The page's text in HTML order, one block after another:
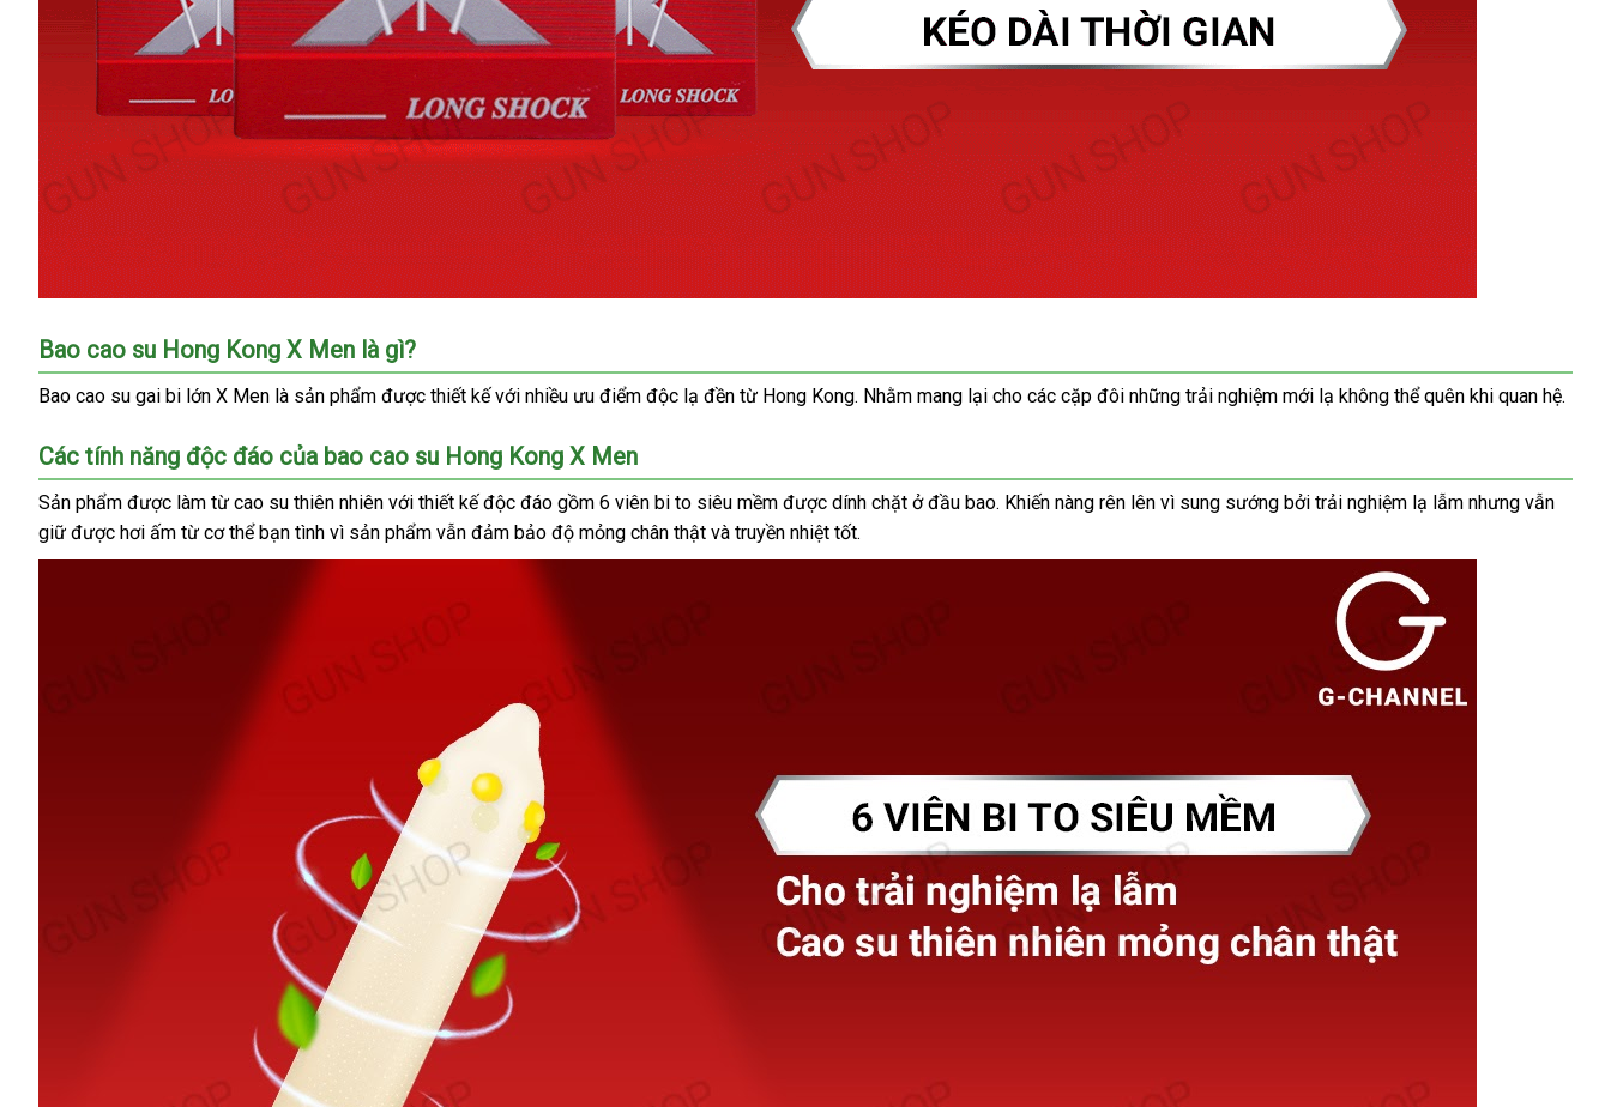
Bao cao su Hong Kong X Men là gì?
Bao cao su gai bi lớn X Men là sản phẩm được thiết kế với nhiều ưu điểm độc lạ đền từ Hong Kong. Nhằm mang lại cho các cặp đôi những trải nghiệm mới lạ không thể quên khi quan hệ.
Các tính năng độc đáo của bao cao su Hong Kong X Men
Sản phẩm được làm từ cao su thiên nhiên với thiết kế độc đáo gồm 6 viên bi to siêu mềm được dính chặt ở đầu bao. Khiến nàng rên lên vì sung sướng bởi trải nghiệm lạ lẫm nhưng vẫn
giữ được hơi ấm từ cơ thể bạn tình vì sản phẩm vẫn đảm bảo độ mỏng chân thật và truyền nhiệt tốt.